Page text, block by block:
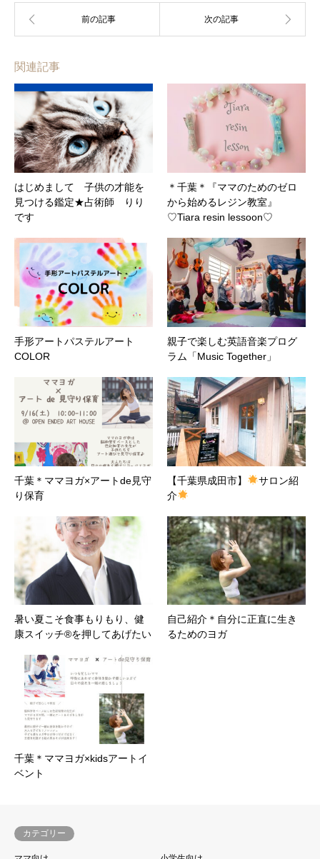
関連記事
はじめまして 子供の才能を
見つける鑑定★占術師 りり
です
＊千葉＊『ママのためのゼロ
から始めるレジン教室』
♡Tiara resin lessoon♡
手形アートパステルアート
COLOR
親子で楽しむ英語音楽プログ
ラム「Music Together」
千葉＊ママヨガ×アートde見守
り保育
【千葉県成田市】
サロン紹
介
暑い夏こそ食事もりもり、健
康スイッチ®を押してあげたい
自己紹介＊自分に正直に生き
るためのヨガ
千葉＊ママヨガ×kidsアートイ
ベント
カテゴリー